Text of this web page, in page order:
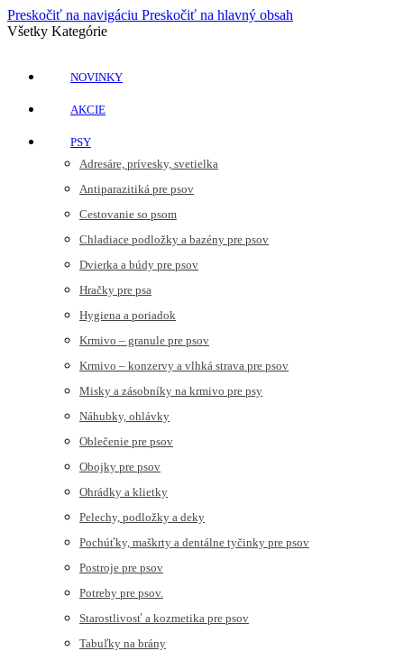
Preskočiť na navigáciu Preskočiť na hlavný obsah
Všetky Kategórie
NOVINKY
AKCIE
PSY
Adresáre, prívesky, svetielka
Antiparazitiká pre psov
Cestovanie so psom
Chladiace podložky a bazény pre psov
Dvierka a búdy pre psov
Hračky pre psa
Hygiena a poriadok
Krmivo – granule pre psov
Krmivo – konzervy a vlhká strava pre psov
Misky a zásobníky na krmivo pre psy
Náhubky, ohlávky
Oblečenie pre psov
Obojky pre psov
Ohrádky a klietky
Pelechy, podložky a deky
Pochúťky, maškrty a dentálne tyčinky pre psov
Postroje pre psov
Potreby pre psov.
Starostlivosť a kozmetika pre psov
Tabuľky na brány